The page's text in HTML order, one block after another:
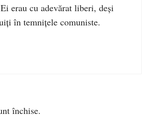
erau cu adevărat liberi, deși
în temnițele comuniste.
închise.